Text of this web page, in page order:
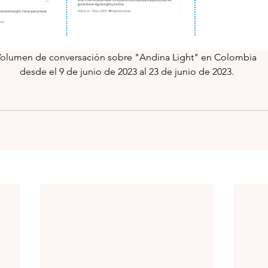
de conversación sobre "Andina Light" en Colombia
desde el 9 de junio de 2023 al 23 de junio de 2023.